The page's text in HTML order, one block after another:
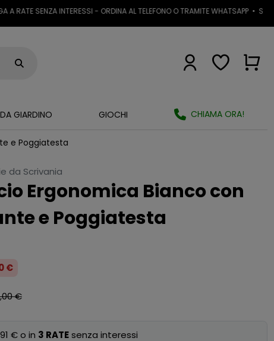
SENZA INTERESSI - ORDINA AL TELEFONO O TRAMITE WHATSAPP•
GIARDINO GIOCHI CHIAMA ORA!
e Poggiatesta
da Scrivania
Ergonomica Bianco con
e Poggiatesta
€
€
€ o in 3 RATEsenza interessi